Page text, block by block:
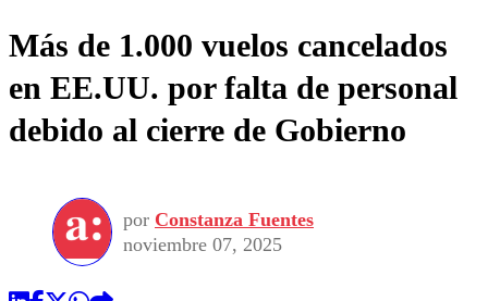
Frecuencias
Agricultura TV
Deportes
Colo Colo
Seleccion Chilena
Torneo Internacional
Entretención
Economía
Internacional
Publicaciones en medios
Opinión
Más de 1.000 vuelos cancelados
en EE.UU. por falta de personal
debido al cierre de Gobierno
por Constanza Fuentes
noviembre 07, 2025